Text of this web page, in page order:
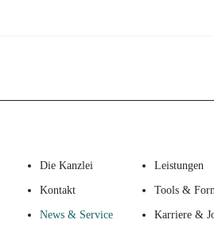
Die Kanzlei Leistungen
Kontakt Tools &
News & Service Karriere &